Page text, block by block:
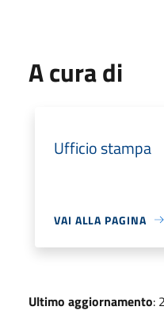
A cura di
Ufficio stampa
VAI ALLA PAGINA
Ultimo aggiornamento: